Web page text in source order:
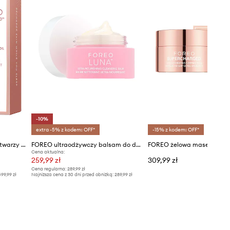
FOREO olejek naprawczy do twarzy na noc SUPERCHARGED Overnight Skin Repair Face Oil 30mL
zł
-10%
extra -5% z kodem: OFF*
FOREO ultraodżywczy balsam do demakijażu LUNA Ultra-Nourishing Cleansing Balm,15 ml
Cena aktualna:
259,99 zł
Cena regularna:289,99 zł
Najniższa cena z 30 dni przed obniżką:289,99 zł
-15% z kodem: OFF*
309,99 zł